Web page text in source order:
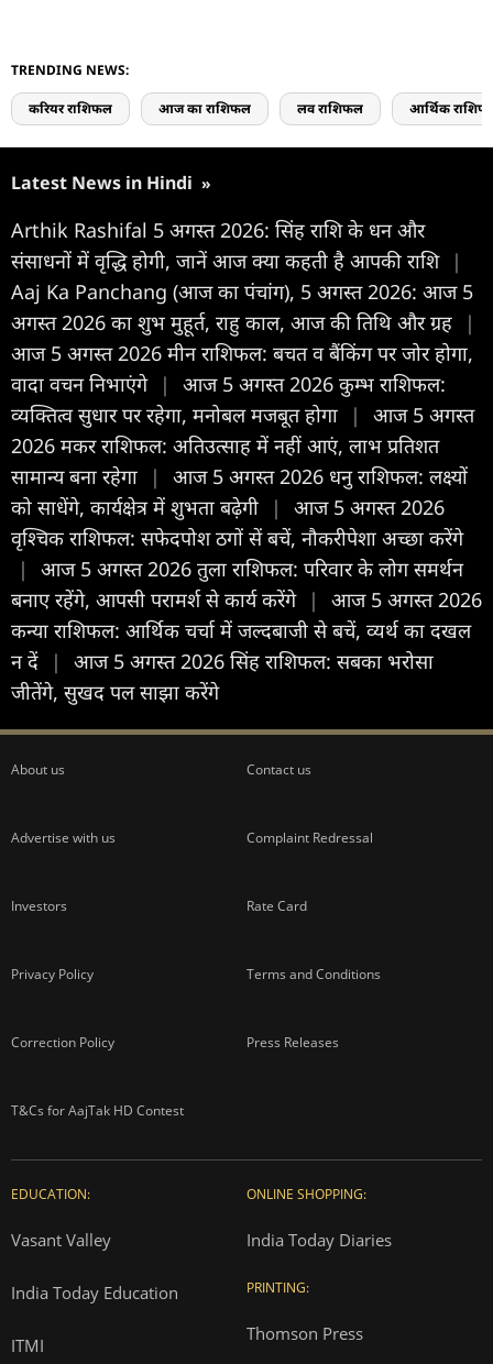
TRENDING NEWS:
करियर राशिफल आज का राशिफल लव राशिफल आर्थिक
Latest News in Hindi »
Arthik Rashifal 5 अगस्त 2026: सिंह राशि के धन और
संसाधनों में वृद्धि होगी, जानें आज क्या कहती है आपकी राशि |
Aaj Ka Panchang (आज का पंचांग), 5 अगस्त 2026: आज 5
अगस्त 2026 का शुभ मुहूर्त, राहु काल, आज की तिथि और ग्रह
|
आज 5 अगस्त 2026 मीन राशिफल: बचत व बैंकिंग पर जोर होगा,
वादा वचन निभाएंगे |
आज 5 अगस्त 2026 कुम्भ राशिफल:
व्यक्तित्व सुधार पर रहेगा, मनोबल मजबूत होगा
|
आज 5 अगस्त
2026 मकर राशिफल: अतिउत्साह में नहीं आएं, लाभ प्रतिशत
सामान्य बना रहेगा
|
आज 5 अगस्त 2026 धनु राशिफल: लक्ष्यों
को साधेंगे, कार्यक्षेत्र में शुभता बढ़ेगी
|
आज 5 अगस्त 2026
वृश्चिक राशिफल: सफेदपोश ठगों सें बचें, नौकरीपेशा अच्छा करेंगे
|
आज 5 अगस्त 2026 तुला राशिफल: परिवार के लोग समर्थन
बनाए रहेंगे, आपसी परामर्श से कार्य करेंगे |
आज 5 अगस्त 2026
कन्या राशिफल: आर्थिक चर्चा में जल्दबाजी से बचें, व्यर्थ का दखल
न दें
|
आज 5 अगस्त 2026 सिंह राशिफल: सबका भरोसा
जीतेंगे, सुखद पल साझा करेंगे
About us Contact us
Advertise with us Complaint Redressal
Investors Rate Card
Privacy Policy Terms and Conditions
Correction Policy Press Releases
T&Cs for AajTak HD Contest
EDUCATION:
Vasant Valley
India Today Education
ITMI
ONLINE SHOPPING:
India Today Diaries
PRINTING:
Thomson Press